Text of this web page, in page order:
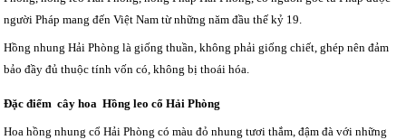
người Pháp mang đến Việt Nam từ những năm đầu thế kỷ 19.
Hồng nhung Hải Phòng là giống thuần, không phải giống chiết, ghép nên đảm
bảo đầy đủ thuộc tính vốn có, không bị thoái hóa.
Đặc điểm cây hoa Hồng leo cổ Hải Phòng
Hoa hồng nhung cổ Hải Phòng có màu đỏ nhung tươi thắm, đậm đà với những